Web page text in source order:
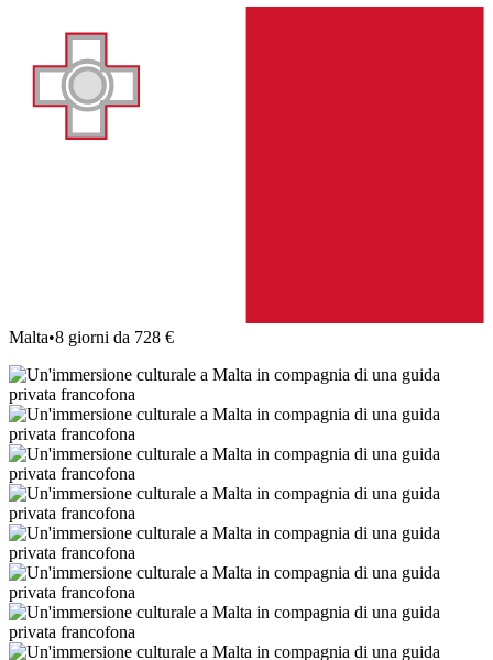
Malta•8 giorni da 728 €